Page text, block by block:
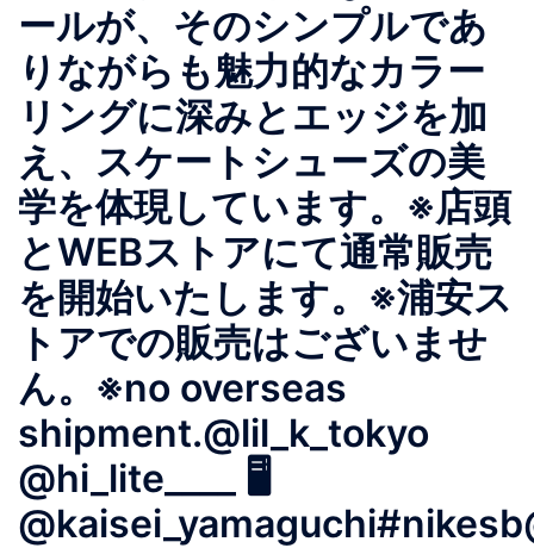
ールが、そのシンプルであ
りながらも魅力的なカラー
リングに深みとエッジを加
え、スケートシューズの美
学を体現しています。※店頭
とWEBストアにて通常販売
を開始いたします。※浦安ス
トアでの販売はございませ
ん。※no overseas
shipment.@lil_k_tokyo
@hi_lite____ 🖥️